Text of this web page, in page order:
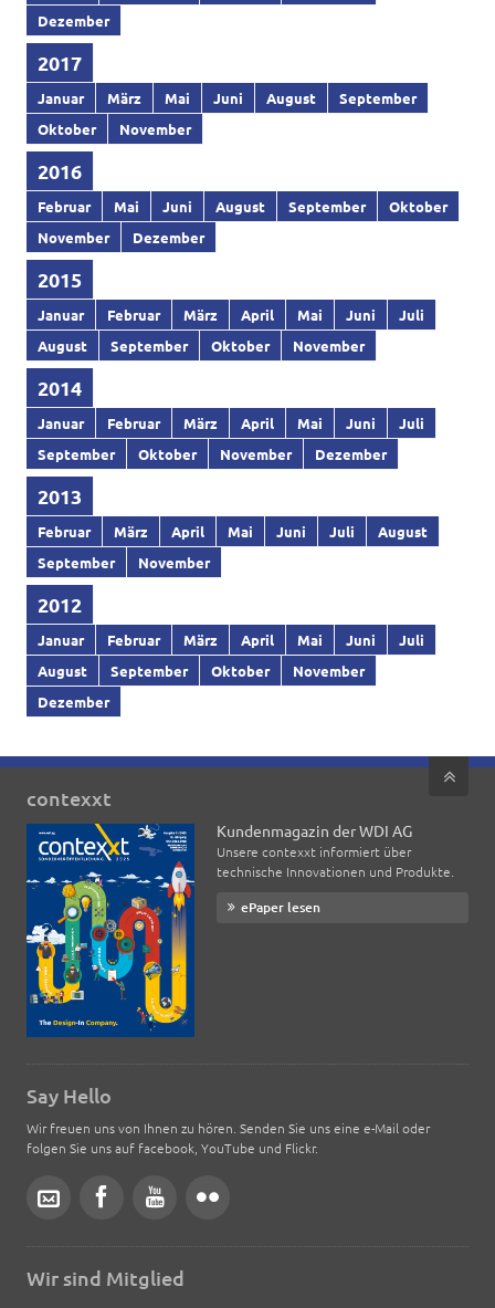
Dezember
2017
Januar März Mai Juni August
September
Oktober
November
2016
Februar Mai Juni August September
Oktober
November
Dezember
2015
Januar Februar März April Mai Juni
Juli
August
September Oktober November
2014
Januar Februar März April Mai Juni
Juli
September
Oktober November Dezember
2013
Februar März April Mai Juni Juli
August
September
November
2012
Januar Februar März April Mai Juni
Juli
August
September Oktober
November
Dezember
contexxt
Kundenmagazin der WDI AG
Unsere contexxt informiert über
technische Innovationen und Produkte.
ePaper lesen
Say Hello
Wir freuen uns von Ihnen zu hören. Senden Sie uns eine e-Mail oder
folgen Sie uns auf facebook, YouTube und Flickr.
Wir sind Mitglied